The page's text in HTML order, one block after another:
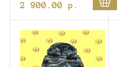
2 900.00 p.